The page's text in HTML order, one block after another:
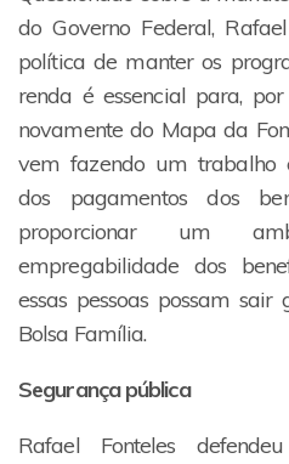
do Governo Federal,
política de manter os
renda é essencial para,
novamente do Mapa da
vem fazendo um trabalho
dos pagamentos dos
proporcionar um
empregabilidade dos
essas pessoas possam
Bolsa Família.
Segurança pública
Rafael Fonteles